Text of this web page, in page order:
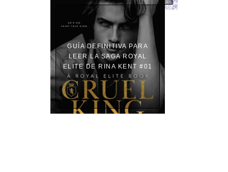
GUÍA DEFINITIVA PARA
LEER LA SAGA ROYAL
ELITE DE RINA KENT #01